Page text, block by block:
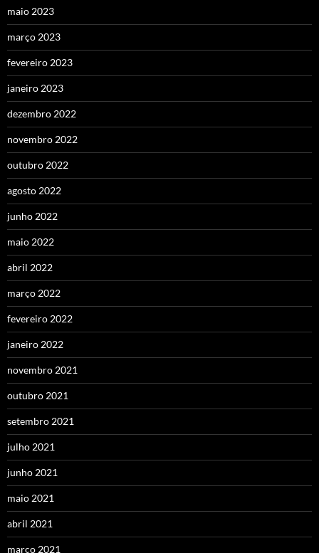
maio 2023
março 2023
fevereiro 2023
janeiro 2023
dezembro 2022
novembro 2022
outubro 2022
agosto 2022
junho 2022
maio 2022
abril 2022
março 2022
fevereiro 2022
janeiro 2022
novembro 2021
outubro 2021
setembro 2021
julho 2021
junho 2021
maio 2021
abril 2021
março 2021